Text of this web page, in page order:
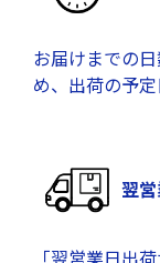
お届けまでの
め、出荷の予
翌
「翌営業日出